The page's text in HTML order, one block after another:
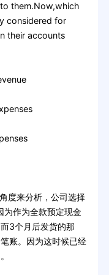
them.Now,which
considered for
their accounts
来分析，公司选择
作为全款预定现金
3个月后发货的那
账。因为这时候已经